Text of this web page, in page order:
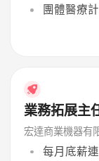
團體醫療
業務拓展主
宏達商業機器有
每月底薪